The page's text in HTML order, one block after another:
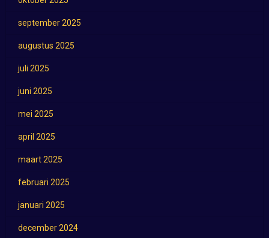
september 2025
augustus 2025
juli 2025
juni 2025
mei 2025
april 2025
maart 2025
februari 2025
januari 2025
december 2024